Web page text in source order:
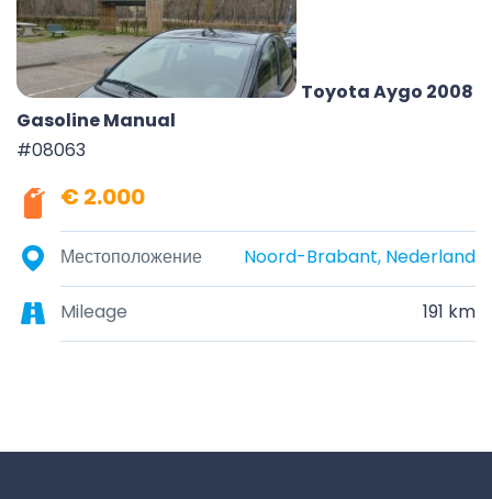
Toyota Aygo 2008
Gasoline Manual
#08063
€ 2.000
Местоположение Noord-Brabant, Nederland
Mileage 191 km